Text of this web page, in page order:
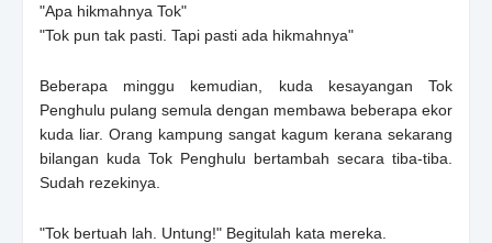
"Apa hikmahnya Tok"
"Tok pun tak pasti. Tapi pasti ada hikmahnya"
Beberapa minggu kemudian, kuda kesayangan Tok
Penghulu pulang semula dengan membawa beberapa ekor
kuda liar. Orang kampung sangat kagum kerana sekarang
bilangan kuda Tok Penghulu bertambah secara tiba-tiba.
Sudah rezekinya.
"Tok bertuah lah. Untung!" Begitulah kata mereka.